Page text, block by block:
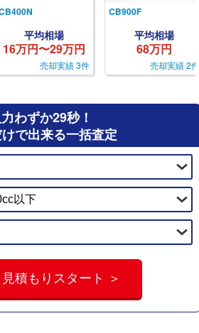
平均相場
16万円〜29万円
売却実績 3件
CB900F
平均相場
68万円
売却実績 2件
わずか29秒！
で出来る一括査定
見積もりスタート ＞